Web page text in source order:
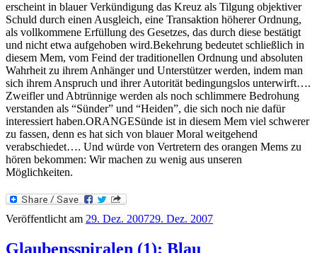
erscheint in blauer Verkündigung das Kreuz als Tilgung objektiver
Schuld durch einen Ausgleich, eine Transaktion höherer Ordnung,
als vollkommene Erfüllung des Gesetzes, das durch diese bestätigt
und nicht etwa aufgehoben wird.Bekehrung bedeutet schließlich in
diesem Mem, vom Feind der traditionellen Ordnung und absoluten
Wahrheit zu ihrem Anhänger und Unterstützer werden, indem man
sich ihrem Anspruch und ihrer Autorität bedingungslos unterwirft….
Zweifler und Abtrünnige werden als noch schlimmere Bedrohung
verstanden als “Sünder” und “Heiden”, die sich noch nie dafür
interessiert haben.ORANGESünde ist in diesem Mem viel schwerer
zu fassen, denn es hat sich von blauer Moral weitgehend
verabschiedet…. Und würde von Vertretern des orangen Mems zu
hören bekommen: Wir machen zu wenig aus unseren
Möglichkeiten.
Veröffentlicht am 29. Dez. 200729. Dez. 2007
Glaubensspiralen (1): Blau